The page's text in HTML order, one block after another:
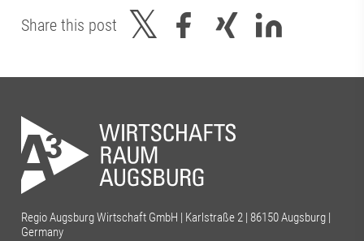
Share this post
Regio Augsburg Wirtschaft GmbH | Karlstraße 2 | 86150 Augsburg |
Germany